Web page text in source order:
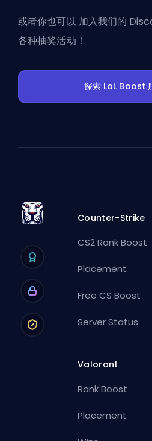
或者你也可以 加入我们的
各种抽奖活动！
探索 LoL Boost
Counter-Strike
CS2 Rank Boost
Placement
Free CS Boost
Server Status
Valorant
Rank Boost
Placement